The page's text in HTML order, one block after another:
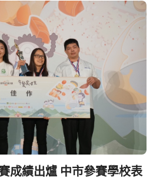
成績出爐 中市參賽學校表